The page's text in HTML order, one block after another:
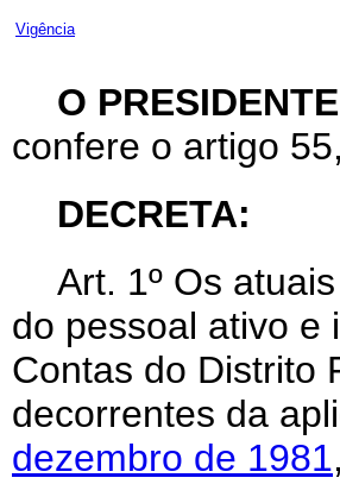
Vigência
O
confere o artigo
DECRETA:
Art. 1º Os
do pessoal ativo e
Contas do Distrito
decorrentes da
dezembro de 1981